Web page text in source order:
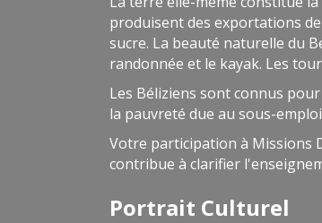
produisent des exportations
sucre. La beauté naturelle du
randonnée et le kayak. Les
Les Béliziens sont connus
la pauvreté due au sous-
Votre participation à Missions
contribue à clarifier
Portrait Culturel